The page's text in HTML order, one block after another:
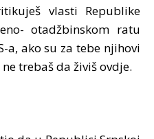
vlasti Republike
otadžbinskom ratu
a, ako su za tebe njihovi
trebaš da živiš ovdje.